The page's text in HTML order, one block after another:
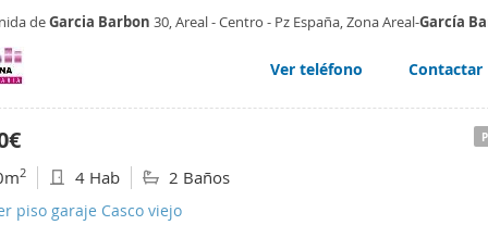
y amplitud garantizadas Estepisode 82
deGarcia Barbon 30, Areal - Centro - Pz España, Zona Areal-García
Ver teléfono Contactar
2 4 Hab 2 Baños
piso garaje Casco viejo